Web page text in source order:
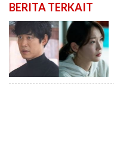
BERITA TERKAIT